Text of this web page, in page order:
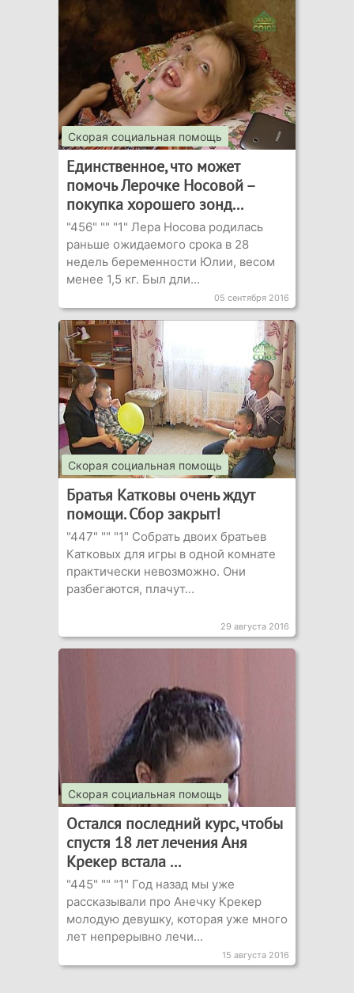
Скорая социальная помощь
Единственное, что может
помочь Лерочке Носовой –
покупка хорошего зонд...
"456" "" "1" Лера Носова родилась
раньше ожидаемого срока в 28
недель беременности Юлии, весом
менее 1,5 кг. Был дли...
05 сентября 2016
Скорая социальная помощь
Братья Катковы очень ждут
помощи. Сбор закрыт!
"447" "" "1" Собрать двоих братьев
Катковых для игры в одной комнате
практически невозможно. Они
разбегаются, плачут...
29 августа 2016
Скорая социальная помощь
Остался последний курс, чтобы
спустя 18 лет лечения Аня
Крекер встала ...
"445" "" "1" Год назад мы уже
рассказывали про Анечку Крекер
молодую девушку, которая уже много
лет непрерывно лечи...
15 августа 2016